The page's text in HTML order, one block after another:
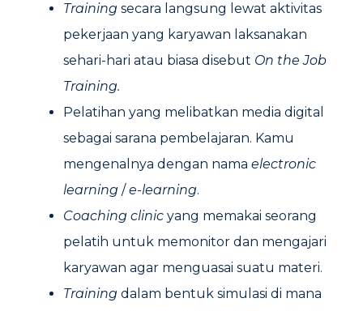
Training secara langsung lewat aktivitas
pekerjaan yang karyawan laksanakan
sehari-hari atau biasa disebut On the Job
Training.
Pelatihan yang melibatkan media digital
sebagai sarana pembelajaran. Kamu
mengenalnya dengan nama electronic
learning /e-learning.
Coaching clinic yang memakai seorang
pelatih untuk memonitor dan mengajari
karyawan agar menguasai suatu materi.
Training dalam bentuk simulasi di mana